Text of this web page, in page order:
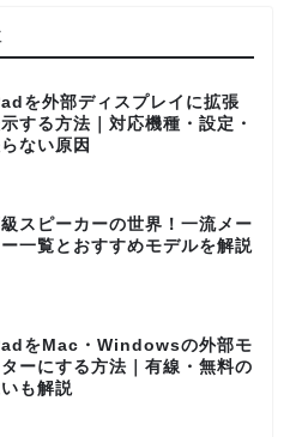
を外部ディスプレイに拡張
する方法｜対応機種・設定・
ない原因
スピーカーの世界！一流メー
一覧とおすすめモデルを解説
をMac・Windowsの外部モ
ーにする方法｜有線・無料の
も解説